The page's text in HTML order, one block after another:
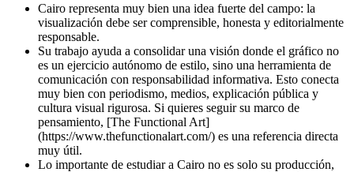
Cairo representa muy bien una idea fuerte del campo: la
visualización debe ser comprensible, honesta y editorialmente
responsable.
Su trabajo ayuda a consolidar una visión donde el gráfico no
es un ejercicio autónomo de estilo, sino una herramienta de
comunicación con responsabilidad informativa. Esto conecta
muy bien con periodismo, medios, explicación pública y
cultura visual rigurosa. Si quieres seguir su marco de
pensamiento, [The Functional Art]
(https://www.thefunctionalart.com/) es una referencia directa
muy útil.
Lo importante de estudiar a Cairo no es solo su producción,